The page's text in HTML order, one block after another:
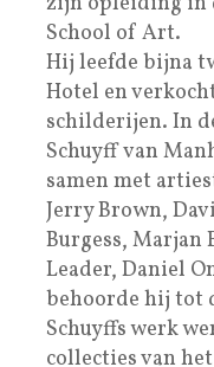
School of Art.
Hij leefde bijna
Hotel en
schilderijen. In
Schuyff van
samen met
Jerry Brown,
Burgess, Marjan
Leader, Daniel
behoorde hij tot
Schuyffs werk
collecties van